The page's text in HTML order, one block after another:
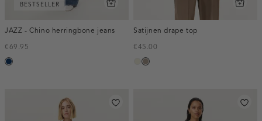
BESTSELLER
JAZZ - Chino herringbone jeans
€69.95
blauw,
Satijnen drape top
€45.00
ecru
taupe,